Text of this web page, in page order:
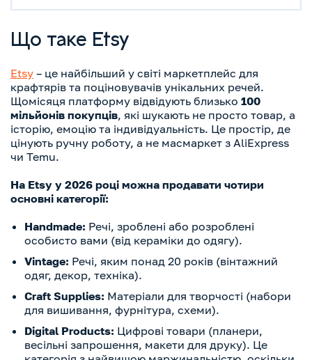
Що таке Etsy
Etsy – це найбільший у світі маркетплейс для
крафтярів та поціновувачів унікальних речей.
Щомісяця платформу відвідують близько 100
мільйонів покупців, які шукають не просто товар, а
історію, емоцію та індивідуальність. Це простір, де
цінують ручну роботу, а не масмаркет з AliExpress
чи Temu.
На Etsy у 2026 році можна продавати чотири
основні категорії:
Handmade: Речі, зроблені або розроблені
особисто вами (від кераміки до одягу).
Vintage: Речі, яким понад 20 років (вінтажний
одяг, декор, техніка).
Craft Supplies: Матеріали для творчості (набори
для вишивання, фурнітура, схеми).
Digital Products: Цифрові товари (планери,
весільні запрошення, макети для друку). Це